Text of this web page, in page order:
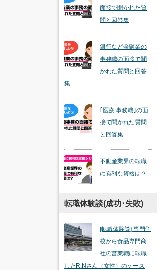
面接で聞かれた質
問と回答集
銀行など金融業の
事務職の面接で聞
かれた質問と回答
集
｢医療 事務職｣の面
接で聞かれた質問
と回答集
不動産業界の転職
に有利な資格は？
転職体験談(成功･失敗)
[転職体験談] 専門学
校から食品専門商
社の営業職に転職
したR.Nさん（女性）のケース